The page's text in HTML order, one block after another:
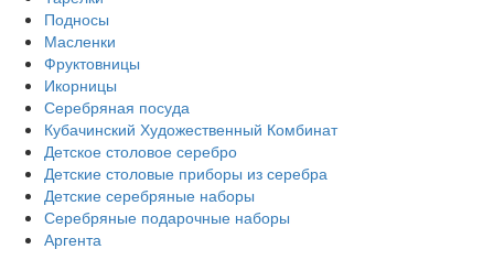
Подносы
Масленки
Фруктовницы
Икорницы
Серебряная посуда
Кубачинский Художественный Комбинат
Детское столовое серебро
Детские столовые приборы из серебра
Детские серебряные наборы
Серебряные подарочные наборы
Аргента